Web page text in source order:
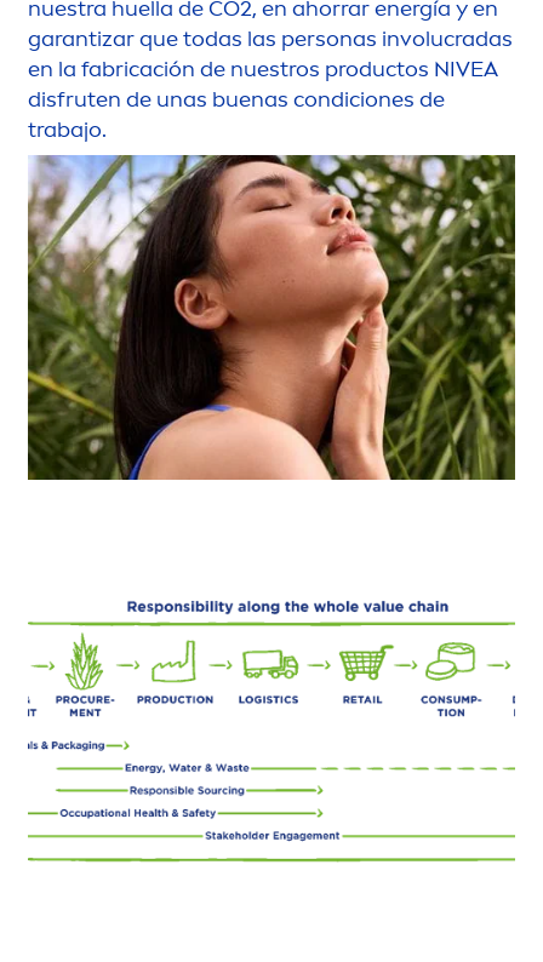
nuestra huella de CO2, en ahorrar energía y en
garantizar que todas las personas involucradas
en la fabricación de nuestros productos NIVEA
disfruten de unas buenas condiciones de
trabajo.